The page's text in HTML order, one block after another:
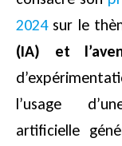
2024sur le
(IA) et
l’usage
artificielle